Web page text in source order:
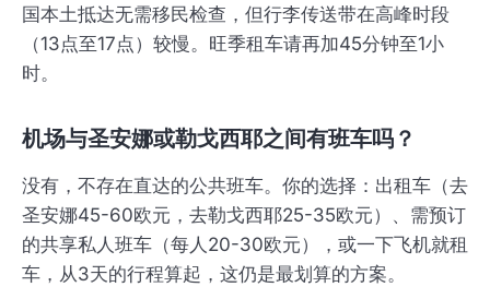
国本土抵达无需移民检查，但行李传送带在高峰时段
（13点至17点）较慢。旺季租车请再加45分钟至1小
时。
机场与圣安娜或勒戈西耶之间有班车吗？
没有，不存在直达的公共班车。你的选择：出租车（去
圣安娜45-60欧元，去勒戈西耶25-35欧元）、需预订
的共享私人班车（每人20-30欧元），或一下飞机就租
车，从3天的行程算起，这仍是最划算的方案。